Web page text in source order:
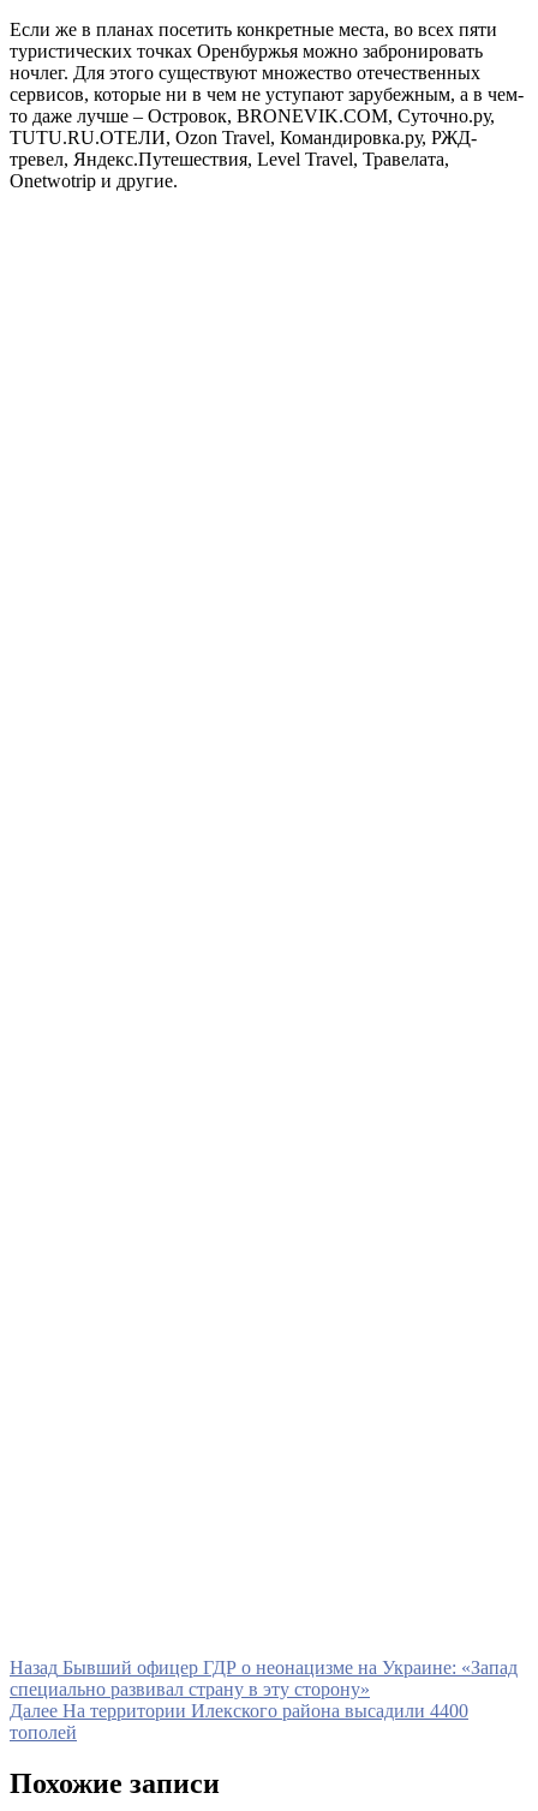
Если же в планах посетить конкретные места, во всех пяти
туристических точках Оренбуржья можно забронировать
ночлег. Для этого существуют множество отечественных
сервисов, которые ни в чем не уступают зарубежным, а в чем-
то даже лучше – Островок, BRONEVIK.COM, Суточно.ру,
TUTU.RU.ОТЕЛИ, Ozon Travel, Командировка.ру, РЖД-
тревел, Яндекс.Путешествия, Level Travel, Травелата,
Onetwotrip и другие.
Навигация
по
записям
Назад Предыдущая
запись
Бывший офицер ГДР о неонацизме на Украине: «Запад
специально развивал страну в эту сторону»
Далее Следующая
запись
На территории Илекского района высадили 4400
тополей
Похожие записи